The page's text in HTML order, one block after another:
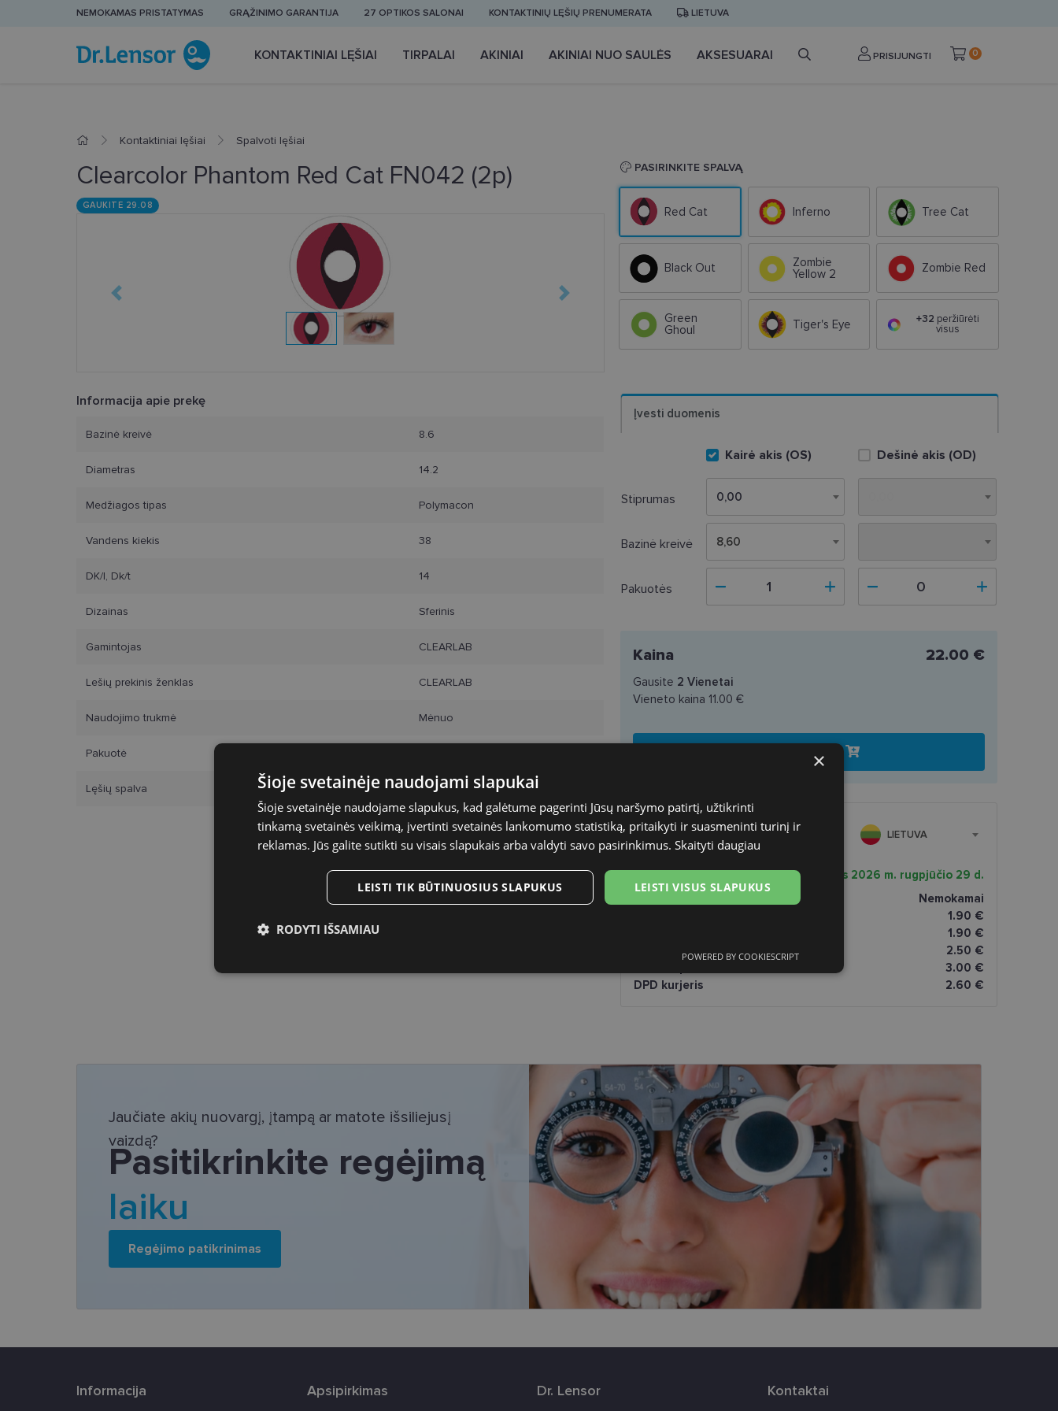
NEMOKAMAS PRISTATYMAS GRĄŽINIMO GARANTIJA 27 OPTIKOS SALONAI KONTAKTINIŲ LĘŠIŲ PRENUMERATA LIETUVA
KONTAKTINIAI LĘŠIAI TIRPALAI AKINIAI AKINIAI NUO SAULĖS AKSESUARAI PRISIJUNGTI 0
Kontaktiniai lęšiai Spalvoti lęšiai
Clearcolor Phantom Red Cat FN042 (2p)
GAUKITE 29.08
Informacija apie prekę
Bazinė kreivė 8.6
Diametras 14.2
Medžiagos tipas Polymacon
Vandens kiekis 38
DK/l, Dk/t 14
Dizainas Sferinis
Gamintojas CLEARLAB
Lešių prekinis ženklas CLEARLAB
Naudojimo trukmė Mėnuo
Pakuotė
Lęšių spalva Red Cat
PASIRINKITE SPALVĄ
Red Cat Inferno Tree Cat
Black Out
Zombie
Yellow 2
Zombie Red
Green
Ghoul
Tiger's Eye +32 peržiūrėti
visus
Įvesti duomenis
Kairė akis (OS) Dešinė akis (OD)
Stiprumas
Bazinė kreivė 8,60
Pakuotės
Kaina 22.00 €
Gausite 2 Vienetai
Vieneto kaina 11.00 €
Įdėti į krepšelį
PRISTATYMAS LIETUVA
Planuojamas pristatymas Šeštadienis 2026 m. rugpjūčio 29 d.
Nemokamai
1.90 €
1.90 €
DPD paštomatai
2.50 €
3.00 €
DPD kurjeris
2.60 €
Jaučiate akių nuovargį, įtampą ar matote išsiliejusį
vaizdą?
Pasitikrinkite regėjimą
laiku
Regėjimo patikrinimas
Informacija Apsipirkimas Dr. Lensor Kontaktai
×
Šioje svetainėje naudojami slapukai
Šioje svetainėje naudojame slapukus, kad galėtume pagerinti Jūsų naršymo patirtį, užtikrinti
tinkamą svetainės veikimą, įvertinti svetainės lankomumo statistiką, pritaikyti ir suasmeninti turinį ir
reklamas. Jūs galite sutikti su visais slapukais arba valdyti savo pasirinkimus. Skaityti daugiau
LEISTI VISUS SLAPUKUS
LEISTI TIK BŪTINUOSIUS SLAPUKUS
RODYTI IŠSAMIAU
Funkciniai slapukai
Rinkodaros slapukai Funkciniai slapukai
Šie slapukai yra būtini, kad galėtumėte naršyti svetainės turinį bei naudotis jo funkcijomis. Šie slapukai atpažįsta Jūsų įrenginį,
tačiau neatskleidžia Jūsų tapatybės, taip pat nerenka informacijos. Be šių slapukų tinklalapis neveiks tinkamai. Šie slapukai
saugomi Jūsų įrenginyje, kol slapukai atlieka savo funkcijas, bet ne ilgiau kaip dvejus metus.
Šie būtinieji slapukai nustatomi automatiškai.
Teikėjas/
Galiojimas Aprašymas
Šis slapukas yra susietas su „Django“ žiniatinklio kūrimo platforma,
Slapukas naudojamas unikaliems vartotojams atskirti, atsitiktinai
POWERED BY COOKIESCRIPT